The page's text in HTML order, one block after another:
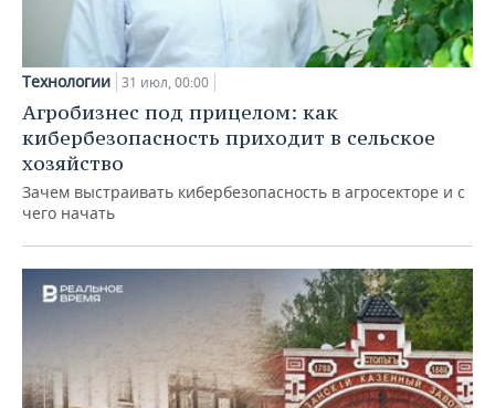
Технологии 31 июл, 00:00
Агробизнес под прицелом: как
кибербезопасность приходит в сельское
хозяйство
Зачем выстраивать кибербезопасность в агросекторе и с
чего начать